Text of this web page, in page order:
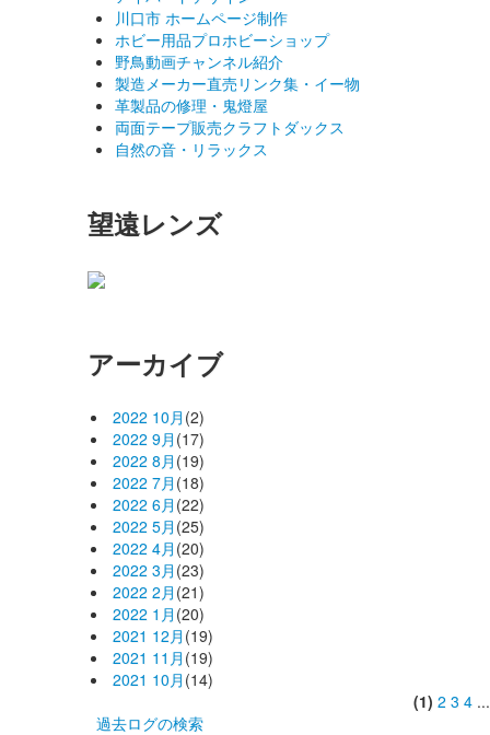
川口市 ホームページ制作
ホビー用品プロホビーショップ
野鳥動画チャンネル紹介
製造メーカー直売リンク集・イー物
革製品の修理・鬼燈屋
両面テープ販売クラフトダックス
自然の音・リラックス
望遠レンズ
アーカイブ
2022 10月 (2)
2022 9月 (17)
2022 8月 (19)
2022 7月 (18)
2022 6月 (22)
2022 5月 (25)
2022 4月 (20)
2022 3月 (23)
2022 2月 (21)
2022 1月 (20)
2021 12月 (19)
2021 11月 (19)
2021 10月 (14)
(1) 2 3 4
過去ログの検索